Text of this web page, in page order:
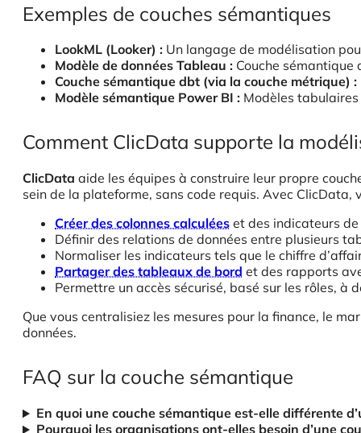
Exemples de couches sémantiques
LookML (Looker) : Un langage de modélisation
Modèle de données Tableau : Couche sémantique
Couche sémantique dbt (via la couche métrique) :
Modèle sémantique Power BI : Modèles
Comment ClicData supporte la
ClicData aide les équipes à construire leur propre
sein de la plateforme, sans code requis. Avec ClicData,
Créer des colonnes calculées et des indicateurs
Définir des relations de données entre plusieurs
Normaliser les indicateurs tels que le chiffre
Partager des tableaux de bord et des rapports
Permettre un accès sécurisé, basé sur les rôles, à
Que vous centralisiez les mesures pour la finance, le
données.
FAQ sur la couche sémantique
En quoi une couche sémantique est-elle différente
Pourquoi les organisations ont-elles besoin d’une